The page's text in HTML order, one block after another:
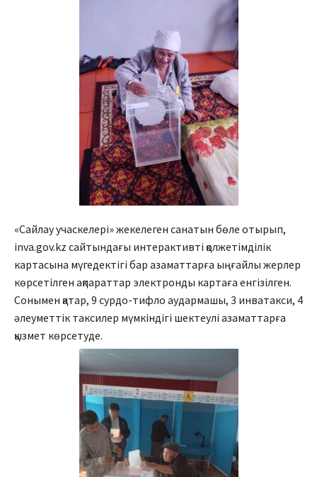
«Сайлау учаскелері» жекелеген санатын бөле отырып,
inva.gov.kz сайтындағы интерактивті қолжетімділік
картасына мүгедектігі бар азаматтарға ыңғайлы жерлер
көрсетілген ақпараттар электронды картаға енгізілген.
Сонымен қатар, 9 сурдо-тифло аудармашы, 3 инватакси, 4
әлеуметтік таксилер мүмкіндігі шектеулі азаматтарға
қызмет көрсетуде.